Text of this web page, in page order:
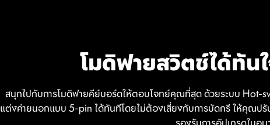
โมดิฟายสวิตช์ได้ทัน
สนุกไปกับการโมดิฟายคีย์บอร์ดให้ตอบโจทย์คุณที่สุด ด้วยระบบ Hot-
แต่งค่ายนอกแบบ 5-pin ได้ทันทีโดยไม่ต้องเสี่ยงกับการบัดกรี ให้คุณป